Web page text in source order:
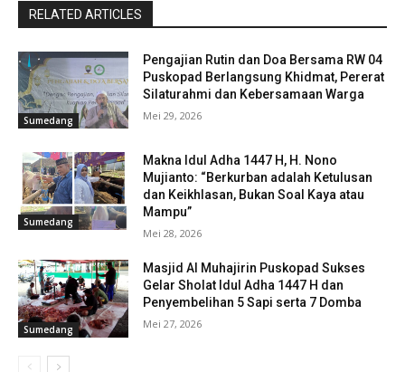
RELATED ARTICLES
Sumedang
Pengajian Rutin dan Doa Bersama RW 04
Puskopad Berlangsung Khidmat, Pererat
Silaturahmi dan Kebersamaan Warga
Mei 29, 2026
Sumedang
Makna Idul Adha 1447 H, H. Nono
Mujianto: “Berkurban adalah Ketulusan
dan Keikhlasan, Bukan Soal Kaya atau
Mampu”
Mei 28, 2026
Sumedang
Masjid Al Muhajirin Puskopad Sukses
Gelar Sholat Idul Adha 1447 H dan
Penyembelihan 5 Sapi serta 7 Domba
Mei 27, 2026